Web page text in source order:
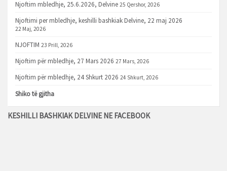
Njoftim mbledhje, 25.6.2026, Delvine 25 Qershor, 2026
Njoftimi per mbledhje, keshilli bashkiak Delvine, 22 maj 2026
22 Maj, 2026
NJOFTIM 23 Prill, 2026
Njoftim për mbledhje, 27 Mars 2026 27 Mars, 2026
Njoftim për mbledhje, 24 Shkurt 2026 24 Shkurt, 2026
Shiko të gjitha
KESHILLI BASHKIAK DELVINE NE FACEBOOK